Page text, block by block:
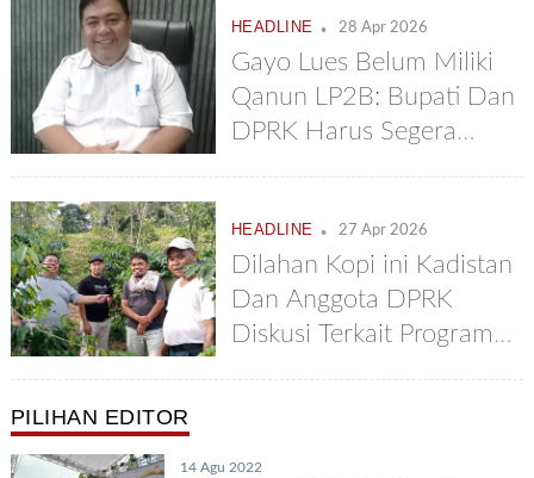
HEADLINE . 28 Apr 2026
Gayo Lues Belum Miliki
Qanun LP2B: Bupati Dan
DPRK Harus Segera
HEADLINE . 27 Apr 2026
Dilahan Kopi ini Kadistan
Dan Anggota DPRK
Diskusi Terkait Program
PILIHAN EDITOR
14 Agu 2022